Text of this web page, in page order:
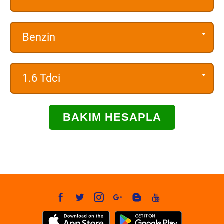
Benzin
1.6 Tdci
BAKIM HESAPLA